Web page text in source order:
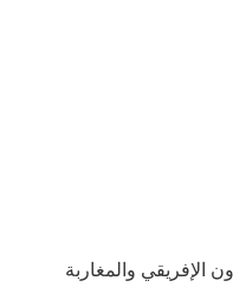
الإفريقي والمغاربة